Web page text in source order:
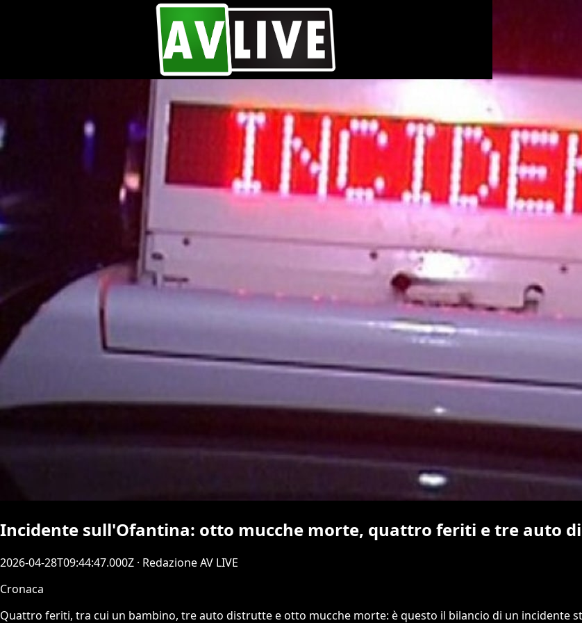
Incidente sull'Ofantina: otto mucche morte, quattro feriti e tre auto
2026-04-28T09:44:47.000Z · Redazione AV LIVE
Cronaca
Quattro feriti, tra cui un bambino, tre auto distrutte e otto mucche morte: è questo il bilancio di un incidente